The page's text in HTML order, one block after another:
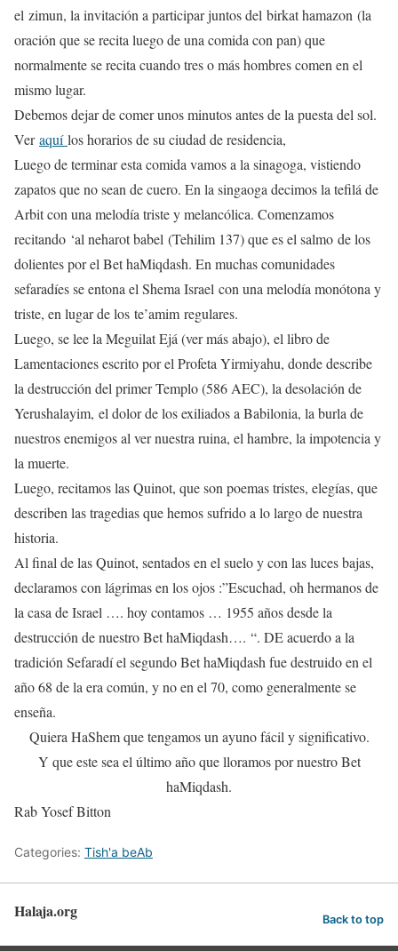
el zimun, la invitación a participar juntos del birkat hamazon (la
oración que se recita luego de una comida con pan) que
normalmente se recita cuando tres o más hombres comen en el
mismo lugar.
Debemos dejar de comer unos minutos antes de la puesta del sol.
Veraquílos horarios de su ciudad de residencia,
Luego de terminar esta comida vamos a la sinagoga, vistiendo
zapatos que no sean de cuero. En la singaoga decimos la tefilá de
Arbit con una melodía triste y melancólica. Comenzamos
recitando ‘al neharot babel (Tehilim 137) que es el salmo de los
dolientes por el Bet haMiqdash. En muchas comunidades
sefaradíes se entona el Shema Israel con una melodía monótona y
triste, en lugar de los te’amim regulares.
Luego, se lee la Meguilat Ejá (ver más abajo), el libro de
Lamentaciones escrito por el Profeta Yirmiyahu, donde describe
la destrucción del primer Templo (586 AEC), la desolación de
Yerushalayim, el dolor de los exiliados a Babilonia, la burla de
nuestros enemigos al ver nuestra ruina, el hambre, la impotencia y
la muerte.
Luego, recitamos las Quinot, que son poemas tristes, elegías, que
describen las tragedias que hemos sufrido a lo largo de nuestra
historia.
Al final de las Quinot, sentados en el suelo y con las luces bajas,
declaramos con lágrimas en los ojos :”Escuchad, oh hermanos de
la casa de Israel …. hoy contamos … 1955 años desde la
destrucción de nuestro Bet haMiqdash…. “. DE acuerdo a la
tradición Sefaradí el segundo Bet haMiqdash fue destruido en el
año 68 de la era común, y no en el 70, como generalmente se
enseña.
Quiera HaShem que tengamos un ayuno fácil y significativo.
Y que este sea el último año que lloramos por nuestro Bet
haMiqdash.
Rab Yosef Bitton
Categories: Tish'a beAb
Halaja.org Back to top